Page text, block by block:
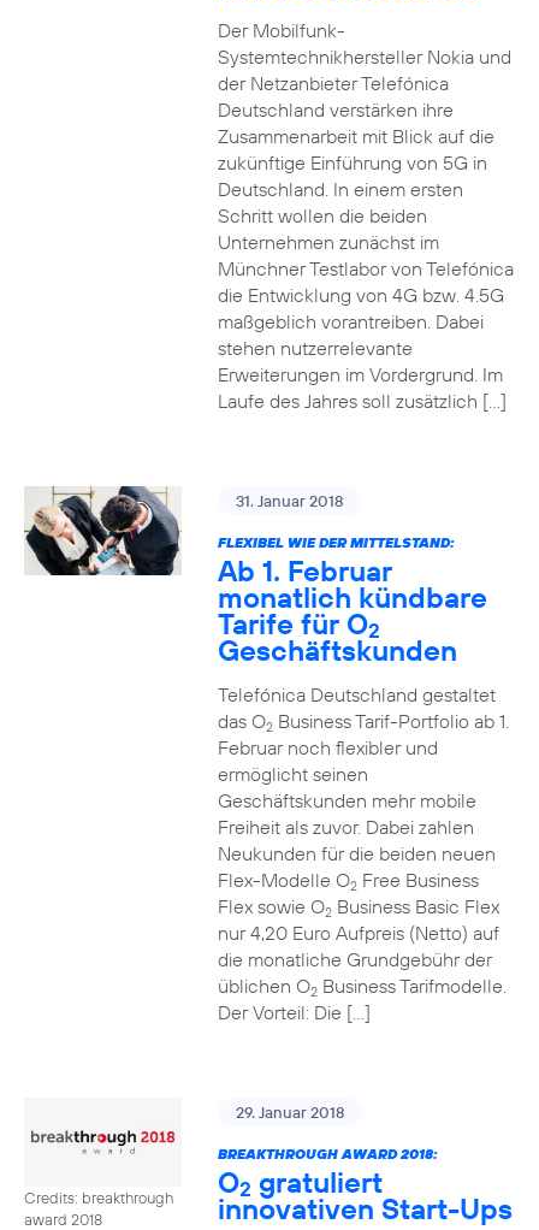
Der Mobilfunk-
Systemtechnikhersteller Nokia und
der Netzanbieter Telefónica
Deutschland verstärken ihre
Zusammenarbeit mit Blick auf die
zukünftige Einführung von 5G in
Deutschland. In einem ersten
Schritt wollen die beiden
Unternehmen zunächst im
Münchner Testlabor von Telefónica
die Entwicklung von 4G bzw. 4.5G
maßgeblich vorantreiben. Dabei
stehen nutzerrelevante
Erweiterungen im Vordergrund. Im
Laufe des Jahres soll zusätzlich […]
31. Januar 2018
FLEXIBEL WIE DER MITTELSTAND:
Ab 1. Februar
monatlich kündbare
Tarife für O2
Geschäftskunden
Telefónica Deutschland gestaltet
das O2Business Tarif-Portfolio ab 1.
Februar noch flexibler und
ermöglicht seinen
Geschäftskunden mehr mobile
Freiheit als zuvor. Dabei zahlen
Neukunden für die beiden neuen
Flex-Modelle O2Free Business
Flex sowie O2Business Basic Flex
nur 4,20 Euro Aufpreis (Netto) auf
die monatliche Grundgebühr der
üblichen O2Business Tarifmodelle.
Der Vorteil: Die […]
Credits: breakthrough
award 2018
29. Januar 2018
BREAKTHROUGH AWARD 2018:
O2 gratuliert
innovativen Start-Ups